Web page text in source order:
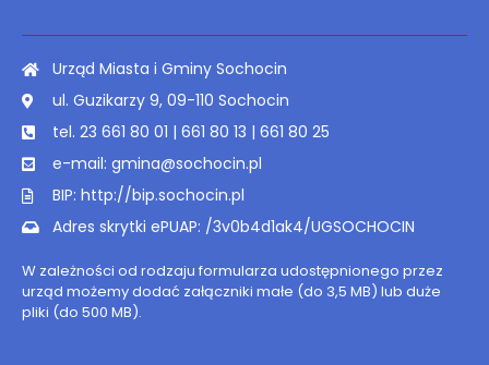
Urząd Miasta i Gminy Sochocin
ul. Guzikarzy 9, 09-110 Sochocin
tel. 23 661 80 01 | 661 80 13 | 661 80 25
e-mail: gmina@sochocin.pl
BIP: http://bip.sochocin.pl
Adres skrytki ePUAP: /3v0b4d1ak4/UGSOCHOCIN
W zależności od rodzaju formularza udostępnionego przez
urząd możemy dodać załączniki małe (do 3,5 MB) lub duże
pliki (do 500 MB).